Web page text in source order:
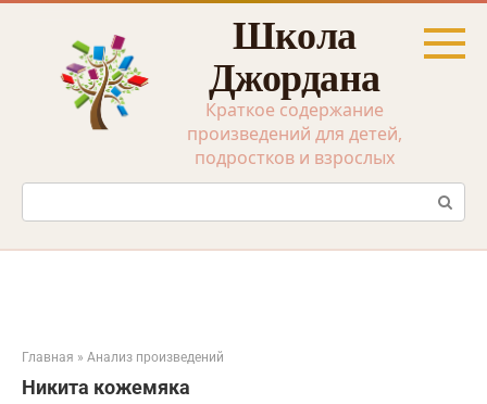
Перейти
Школа
Джордана
Краткое содержание
произведений для детей,
подростков и взрослых
Поиск:
Главная » Анализ произведений
Никита кожемяка